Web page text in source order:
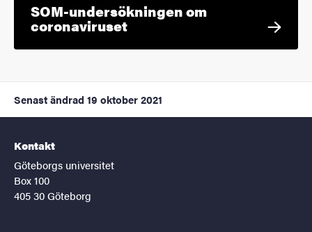
SOM-undersökningen om
coronaviruset
Senast ändrad 19 oktober 2021
Kontakt
Göteborgs universitet
Box 100
405 30 Göteborg